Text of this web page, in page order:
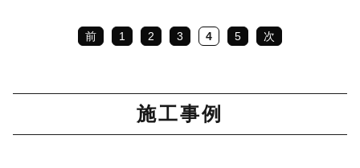
前 1 2 3 4 5 次
施工事例